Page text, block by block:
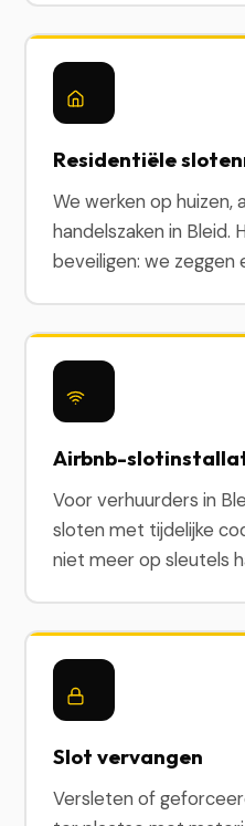
Residentiële
We werken op
handelszaken in Bleid.
beveiligen: we zeggen
Airbnb-
Voor verhuurders in
sloten met tijdelijke
niet meer op sleutels
Slot vervangen
Versleten of